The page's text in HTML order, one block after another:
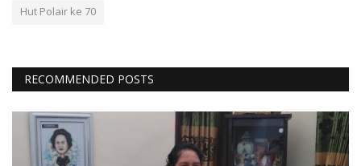
Hut Polair ke 70
RECOMMENDED POSTS